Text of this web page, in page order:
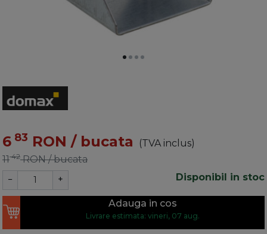
6 83 RON / bucata
(TVA inclus)
1142 RON / bucata
Disponibil in stoc
− +
Adauga in cos
Livrare estimata: vineri, 07 aug.